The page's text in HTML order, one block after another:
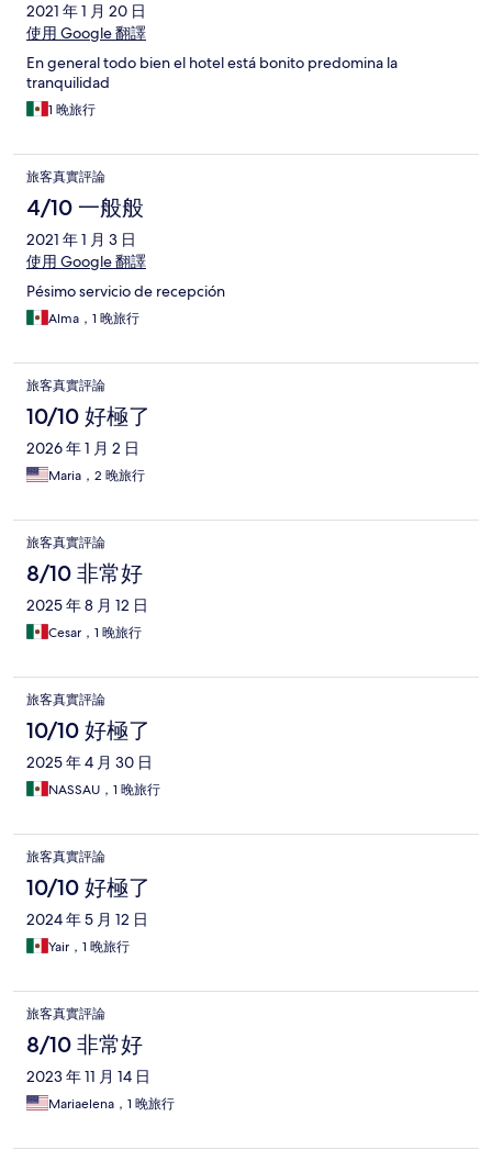
2021 年 1 月 20 日
使用 Google 翻譯
En general todo bien el hotel está bonito predomina la
tranquilidad
1 晚旅行
旅客真實評論
4/10 一般般
2021 年 1 月 3 日
使用 Google 翻譯
Pésimo servicio de recepción
Alma，1 晚旅行
旅客真實評論
10/10 好極了
2026 年 1 月 2 日
Maria，2 晚旅行
旅客真實評論
8/10 非常好
2025 年 8 月 12 日
Cesar，1 晚旅行
旅客真實評論
10/10 好極了
2025 年 4 月 30 日
NASSAU，1 晚旅行
旅客真實評論
10/10 好極了
2024 年 5 月 12 日
Yair，1 晚旅行
旅客真實評論
8/10 非常好
2023 年 11 月 14 日
Mariaelena，1 晚旅行